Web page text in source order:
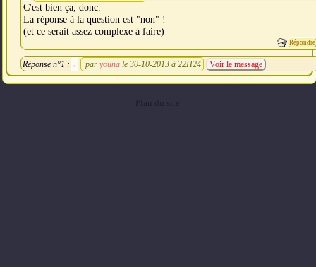
C'est bien ça, donc.
La réponse à la question est "non" !
(et ce serait assez complexe à faire)
Répondre
Réponse n°1 : par youna le 30-10-2013 à 22H24 Voir le message
Plan du site